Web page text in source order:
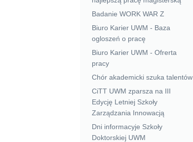
Badanie WORK WAR Z
Biuro Karier UWM - Baza
ogloszeń o pracę
Biuro Karier UWM - Ofrerta
pracy
Chór akademicki szuka talentów
CiTT UWM zparsza na III
Edycję Letniej Szkoły
Zarządzania Innowacją
Dni informacyje Szkoły
Doktorskiej UWM